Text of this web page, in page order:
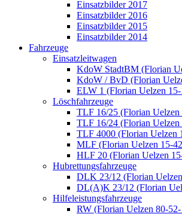
Einsatzbilder 2017
Einsatzbilder 2016
Einsatzbilder 2015
Einsatzbilder 2014
Fahrzeuge
Einsatzleitwagen
KdoW StadtBM (Florian
KdoW / BvD (Florian
ELW 1 (Florian Uelzen
Löschfahrzeuge
TLF 16/25 (Florian Uelzen
TLF 16/24 (Florian Uelzen
TLF 4000 (Florian Uelzen
MLF (Florian Uelzen 15-
HLF 20 (Florian Uelzen
Hubrettungsfahrzeuge
DLK 23/12 (Florian
DL(A)K 23/12 (Florian
Hilfeleistungsfahrzeuge
RW (Florian Uelzen 80-